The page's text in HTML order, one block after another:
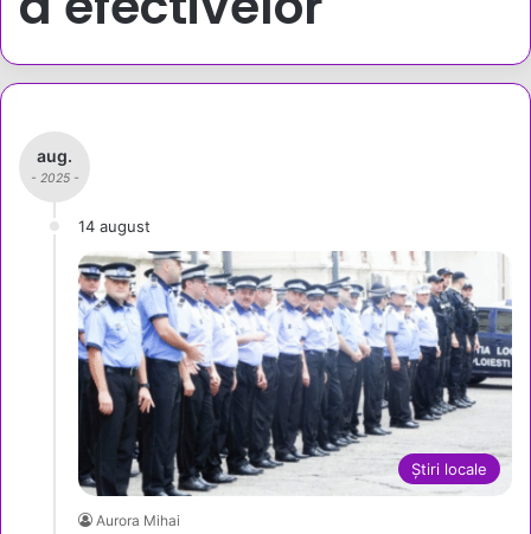
aug.
- 2025 -
14 august
Știri locale
Aurora Mihai